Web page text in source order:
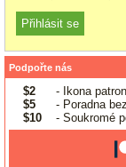
Podpořte nás
$2
- Ikona
$5
- Poradna
$10
- Soukromé